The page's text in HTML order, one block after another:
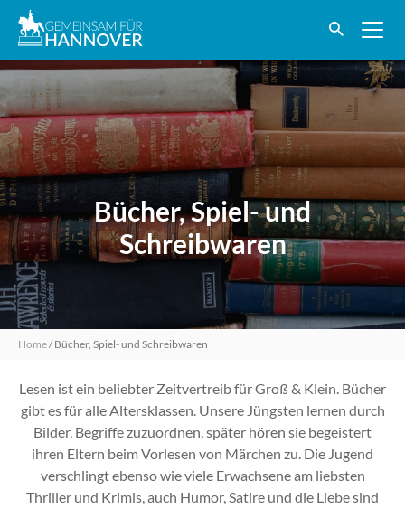
Bücher, Spiel- und
Schreibwaren
Home/Bücher, Spiel- und Schreibwaren
Lesen ist ein beliebter Zeitvertreib für Groß & Klein. Bücher
gibt es für alle Altersklassen. Unsere Jüngsten lernen durch
Bilder, Begriffe zuzuordnen, später hören sie begeistert
ihren Eltern beim Vorlesen von Märchen zu. Die Jugend
verschlingt ebenso wie viele Erwachsene am liebsten
Thriller und Krimis, auch Humor, Satire und die Liebe sind